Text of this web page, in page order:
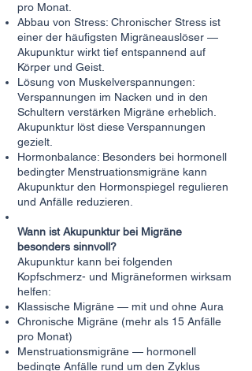
pro Monat.
Abbau von Stress: Chronischer Stress ist
einer der häufigsten Migräneauslöser —
Akupunktur wirkt tief entspannend auf
Körper und Geist.
Lösung von Muskelverspannungen:
Verspannungen im Nacken und in den
Schultern verstärken Migräne erheblich.
Akupunktur löst diese Verspannungen
gezielt.
Hormonbalance: Besonders bei hormonell
bedingter Menstruationsmigräne kann
Akupunktur den Hormonspiegel regulieren
und Anfälle reduzieren.
Wann ist Akupunktur bei Migräne
besonders sinnvoll?
Akupunktur kann bei folgenden
Kopfschmerz- und Migräneformen wirksam
helfen:
Klassische Migräne — mit und ohne Aura
Chronische Migräne (mehr als 15 Anfälle
pro Monat)
Menstruationsmigräne — hormonell
bedingte Anfälle rund um den Zyklus